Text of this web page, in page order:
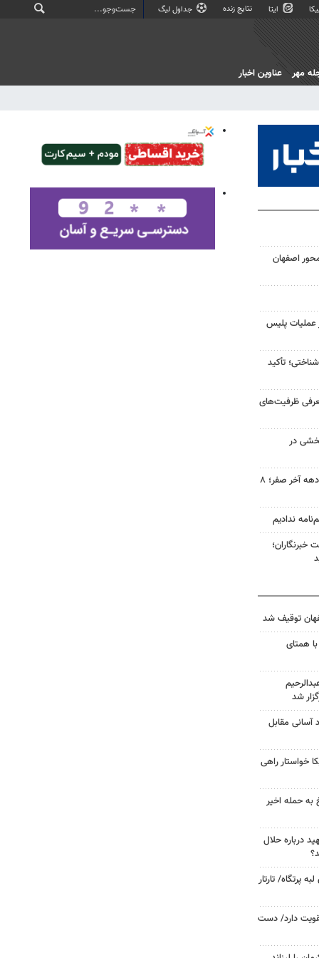
ایتا نتایج زنده جداول لیگ
مهر عناوین اخبار
اصفهان
در عملیات پلیس
تأکید
ظرفیت‌های
در
تأمین نان گرم زائران رضوی در دهه آخر صفر؛ ۸
ندادیم
خبرنگاران؛
همتای
شد
آسانی مقابل
خواستار راهی
به حمله اخیر
درباره حلال
پرتگاه/ تارتار
دارد/ دست